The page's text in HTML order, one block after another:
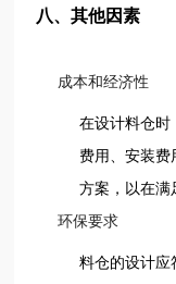
八、其他因素
成本和经济性
在设计料仓时
费用、安装
方案，以在满
环保要求
料仓的设计应